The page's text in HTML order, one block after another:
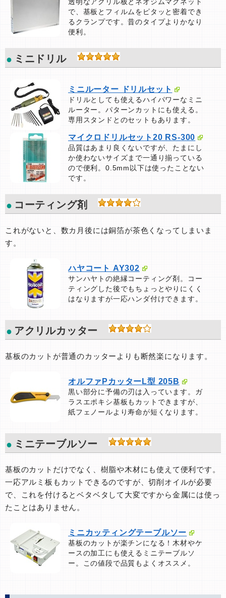
透明なアクリル板とネオジムマグネット
で、基板とフィルムをピタッと密着でき
るクランプです。昔のタイプよりかなり
便利。
ミニドリル
ミニルーター ドリルセット
ドリルとしても使えるハイパワーなミニ
ルーター。パターンカットにも使える。
専用スタンドとのセットもあります。
マイクロドリルセット20 RS-300
品質はあまり良くないですが、たまにし
か使わないサイズまで一通り揃っている
ので便利。0.5mm以下は使ったことない
です。
コーティング剤
これがないと、数カ月後には銅箔が茶色くなってしまいま
す。
ハヤコート AY302
サンハヤトの絶縁コーティング剤。コー
ティングした後でもちょっとやりにくく
はなりますが一応ハンダ付けできます。
アクリルカッター
基板のカットが普通のカッターよりも断然楽になります。
オルファPカッターL型 205B
黒い部分に予備の刃は入っています。ガ
ラスエポキシ基板もカットできますが、
紙フェノールより寿命が短くなります。
ミニテーブルソー
基板のカットだけでなく、樹脂や木材にも使えて便利です。
一応アルミ板もカットできるのですが、切削オイルが必要
で、これを付けるとベタベタして大変ですから金属には使っ
たことはありません。
ミニカッティングテーブルソー
基板のカットが楽チンになる！木材やケ
ースの加工にも使えるミニテーブルソ
ー。この値段で品質もよくオススメ。